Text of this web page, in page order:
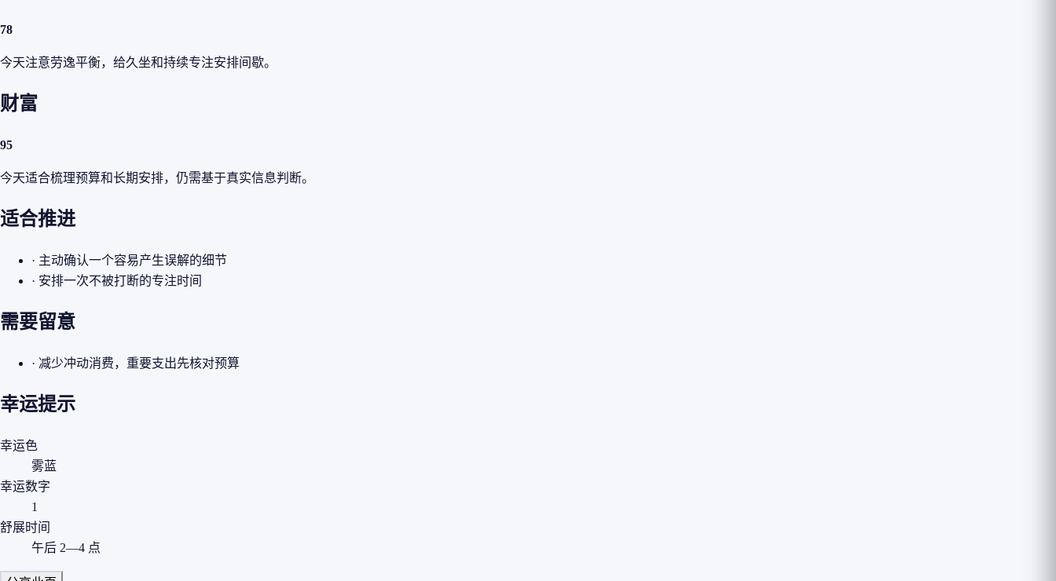
78
今天注意劳逸平衡，给久坐和持续专注安排间歇。
财富
95
今天适合梳理预算和长期安排，仍需基于真实信息判断。
适合推进
· 主动确认一个容易产生误解的细节
· 安排一次不被打断的专注时间
需要留意
· 减少冲动消费，重要支出先核对预算
幸运提示
幸运色
雾蓝
幸运数字
1
舒展时间
午后 2—4 点